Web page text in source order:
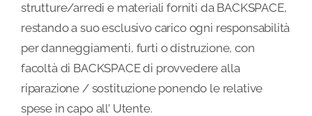
strutture/arredi e materiali forniti da BACKSPACE,
restando a suo esclusivo carico ogni responsabilità
per danneggiamenti, furti o distruzione, con
facoltà di BACKSPACE di provvedere alla
riparazione / sostituzione ponendo le relative
spese in capo all’ Utente.